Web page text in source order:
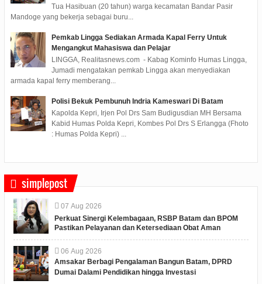
Tua Hasibuan (20 tahun) warga kecamatan Bandar Pasir
Mandoge yang bekerja sebagai buru...
Pemkab Lingga Sediakan Armada Kapal Ferry Untuk
Mengangkut Mahasiswa dan Pelajar
LINGGA, Realitasnews.com - Kabag Kominfo Humas Lingga,
Jumadi mengatakan pemkab Lingga akan menyediakan
armada kapal ferry memberang...
Polisi Bekuk Pembunuh Indria Kameswari Di Batam
Kapolda Kepri, Irjen Pol Drs Sam Budigusdian MH Bersama
Kabid Humas Polda Kepri, Kombes Pol Drs S Erlangga (Fhoto
: Humas Polda Kepri) ...
simplepost
07 Aug 2026
Perkuat Sinergi Kelembagaan, RSBP Batam dan BPOM
Pastikan Pelayanan dan Ketersediaan Obat Aman
06 Aug 2026
Amsakar Berbagi Pengalaman Bangun Batam, DPRD
Dumai Dalami Pendidikan hingga Investasi